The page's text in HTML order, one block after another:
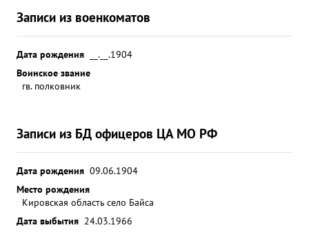
Записи из военкоматов
Дата рождения
__.__.1904
Воинское звание
гв. полковник
Записи из БД офицеров ЦА МО РФ
Дата рождения 09.06.1904
Место рождения
Кировская область село Байса
Дата выбытия 24.03.1966